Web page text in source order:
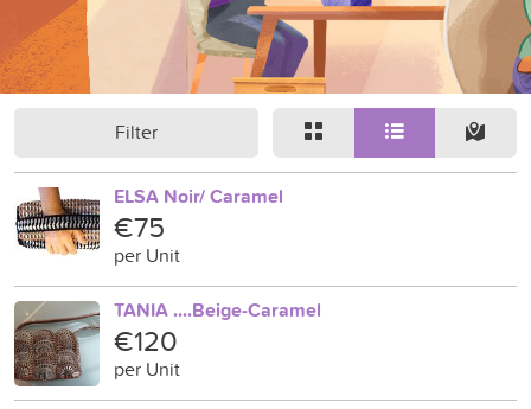
Filter
ELSA Noir/ Caramel
€75
per Unit
TANIA ....Beige-Caramel
€120
per Unit